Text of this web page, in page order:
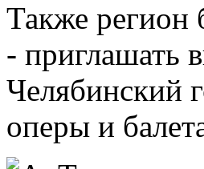
Также регион
- приглашать
Челябинский
оперы и